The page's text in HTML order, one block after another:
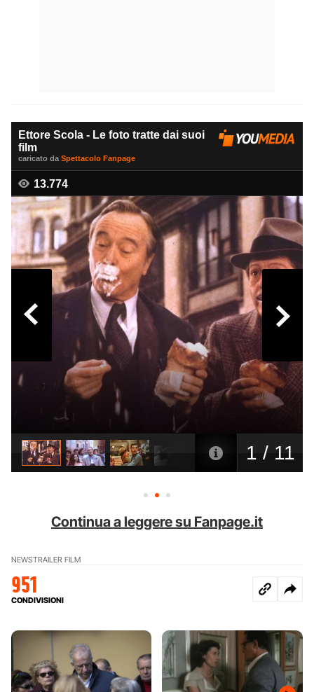
Continua a leggere su Fanpage.it
NEWSTRAILER FILM
951
CONDIVISIONI